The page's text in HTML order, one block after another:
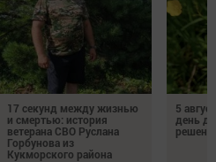
17 секунд между жизнью
и смертью: история
ветерана СВО Руслана
Горбунова из
Кукморского района
5
день